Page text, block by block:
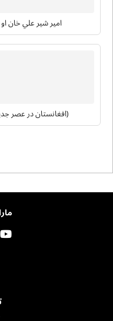
امیر شیر علي خان
(افغانستان در عصر